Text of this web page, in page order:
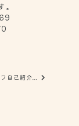
自己紹介...